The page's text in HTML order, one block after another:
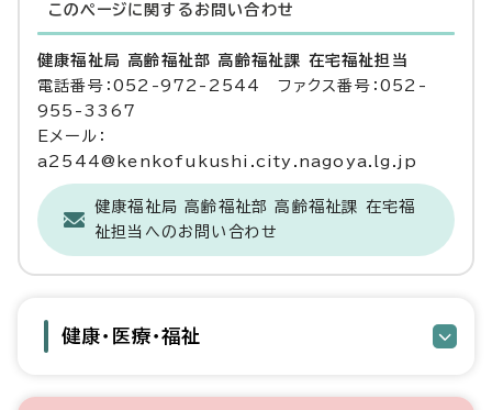
このページに関する お問い合わせ
健康福祉局 高齢福祉部 高齢福祉課 在宅福祉担当
電話番号：052-972-2544 ファクス番号：052-
955-3367
Eメール：
a2544@kenkofukushi.city.nagoya.lg.jp
健康福祉局 高齢福祉部 高齢福祉課 在宅福
祉担当へのお問い合わせ
健康・医療・福祉